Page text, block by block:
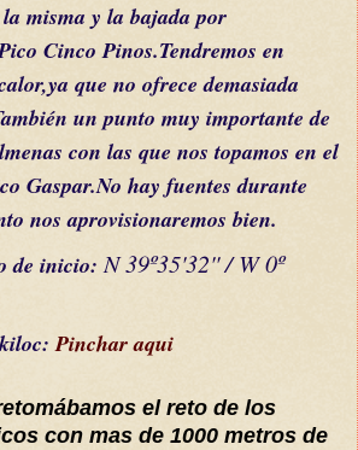
misma y la bajada por
Cinco Pinos.Tendremos en
que no ofrece demasiada
un punto muy importante de
con las que nos topamos en el
Gaspar.No hay fuentes durante
nos aprovisionaremosbien.
de inicio:N 39º35'32'' / W 0º
Pinchar aqui
el reto de los
con mas de 1000 metros de